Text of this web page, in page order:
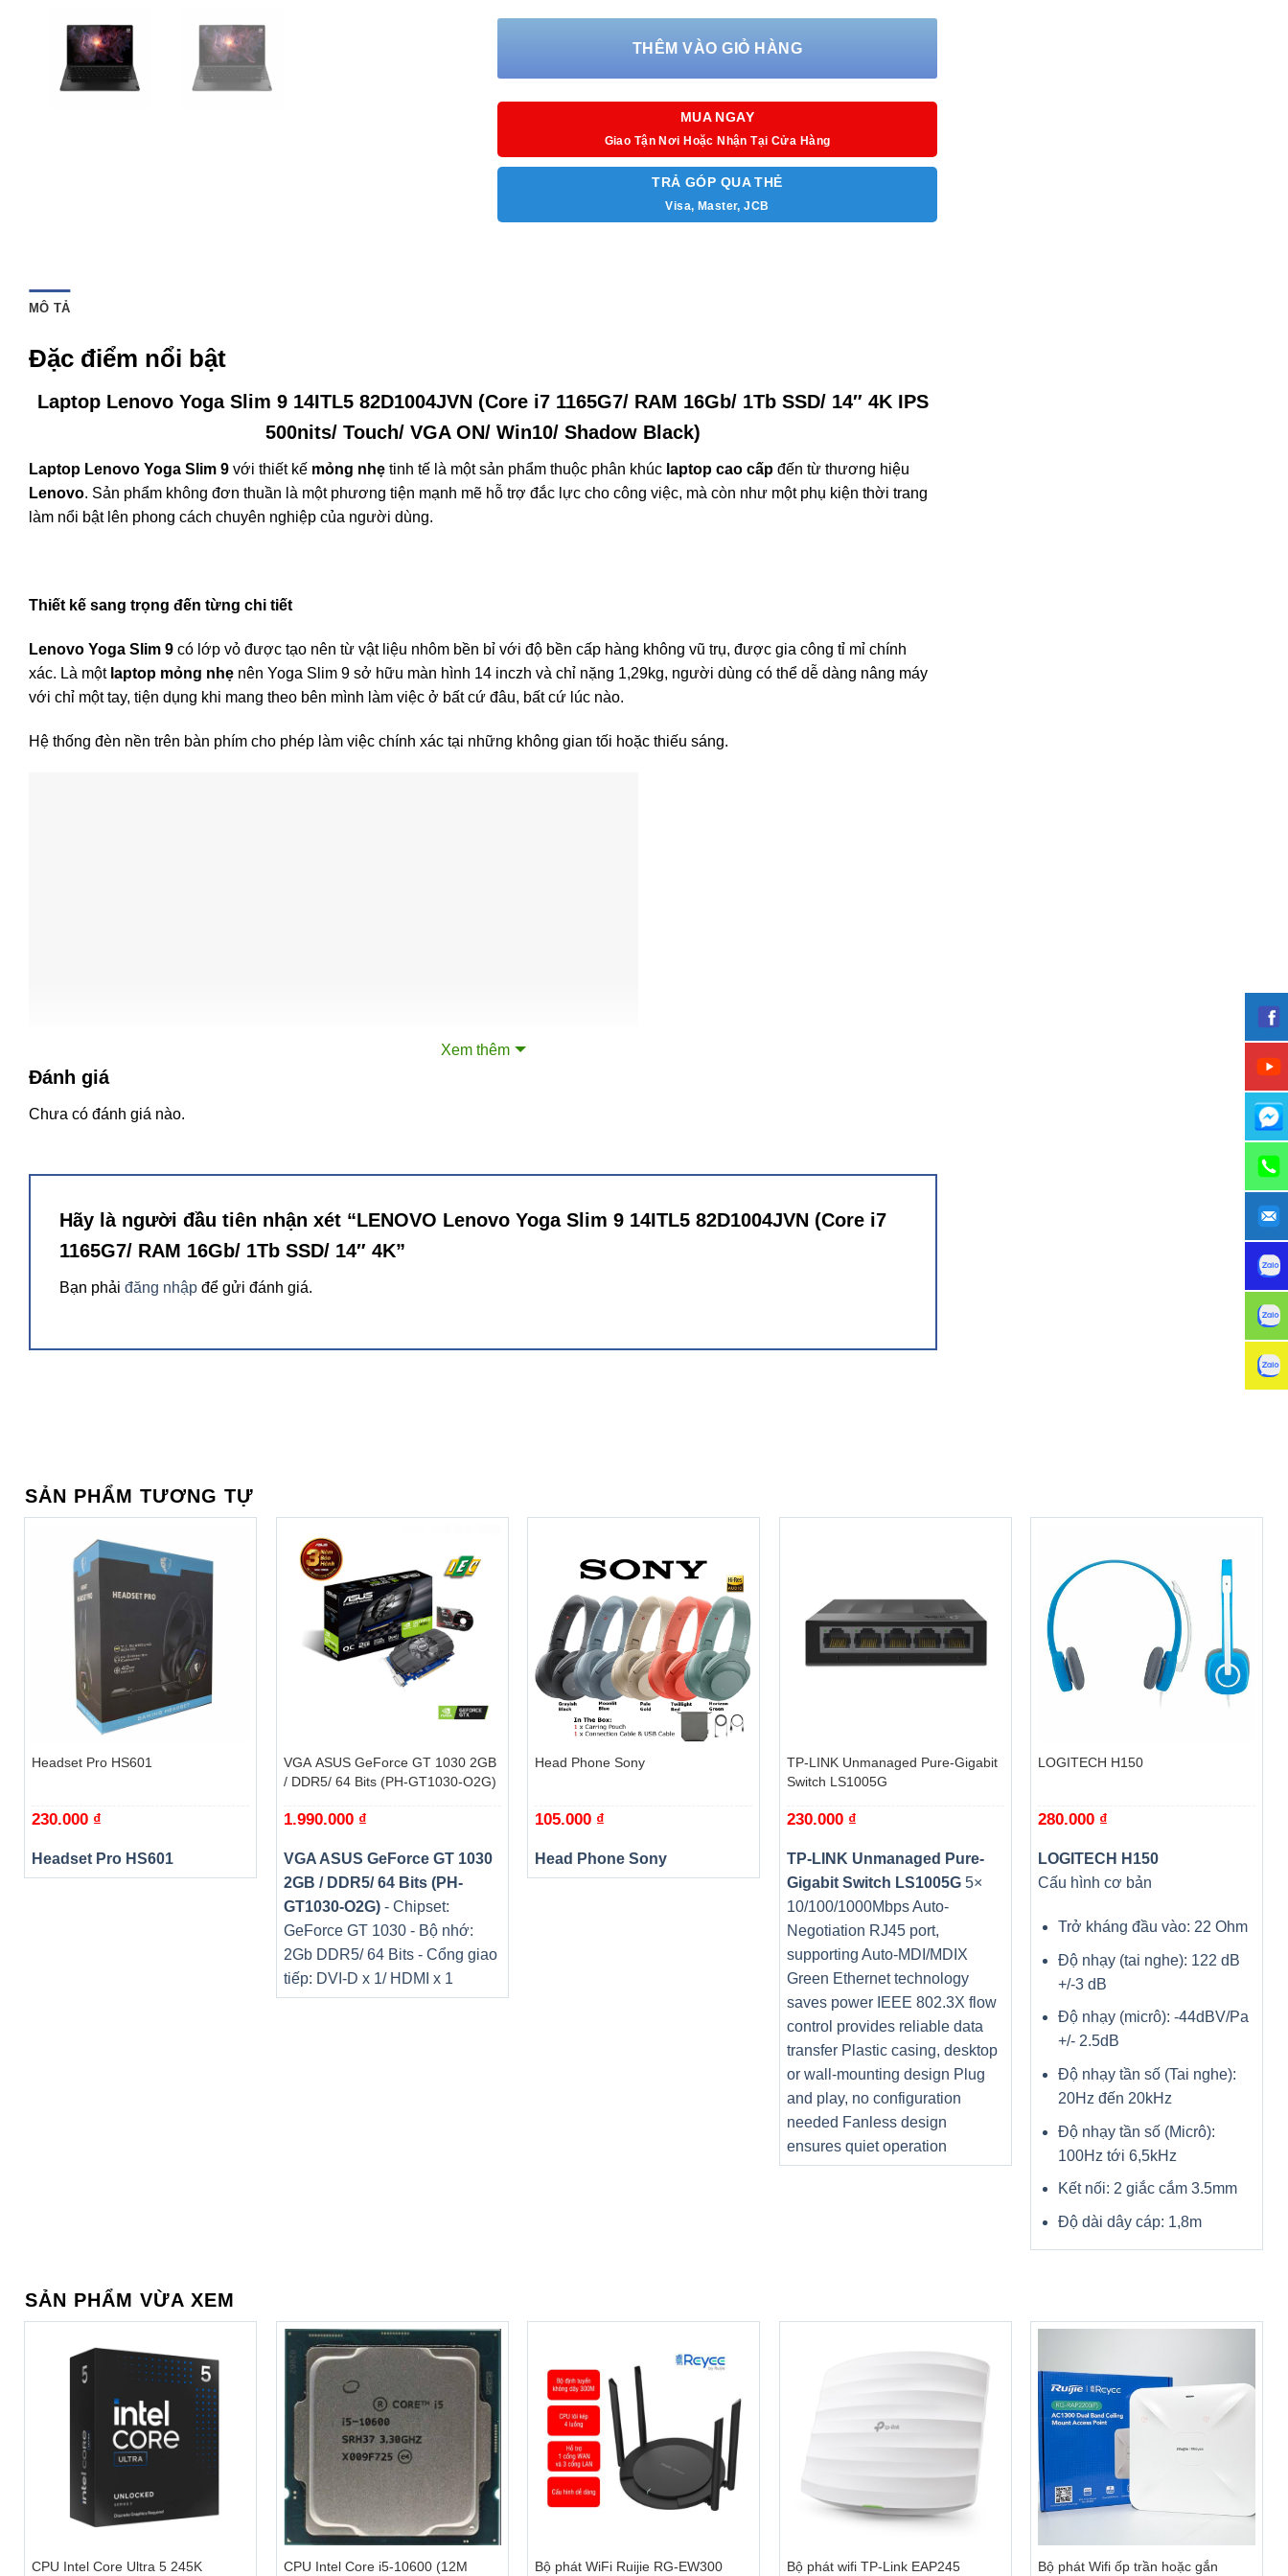
THÊM VÀO GIỎ HÀNG
MUA NGAY
Giao Tận Nơi Hoặc Nhận Tại Cửa Hàng
TRẢ GÓP QUA THẺ
Visa, Master, JCB
MÔ TẢ
Đặc điểm nổi bật
Laptop Lenovo Yoga Slim 9 14ITL5 82D1004JVN (Core i7 1165G7/ RAM 16Gb/ 1Tb SSD/ 14″ 4K IPS
500nits/ Touch/ VGA ON/ Win10/ Shadow Black)
Laptop Lenovo Yoga Slim 9 với thiết kế mỏng nhẹ tinh tế là một sản phẩm thuộc phân khúc laptop cao cấp đến từ thương hiệu
Lenovo. Sản phẩm không đơn thuần là một phương tiện mạnh mẽ hỗ trợ đắc lực cho công việc, mà còn như một phụ kiện thời trang
làm nổi bật lên phong cách chuyên nghiệp của người dùng.
Thiết kế sang trọng đến từng chi tiết
Lenovo Yoga Slim 9 có lớp vỏ được tạo nên từ vật liệu nhôm bền bỉ với độ bền cấp hàng không vũ trụ, được gia công tỉ mỉ chính
xác. Là một laptop mỏng nhẹ nên Yoga Slim 9 sở hữu màn hình 14 inczh và chỉ nặng 1,29kg, người dùng có thể dễ dàng nâng máy
với chỉ một tay, tiện dụng khi mang theo bên mình làm việc ở bất cứ đâu, bất cứ lúc nào.
Hệ thống đèn nền trên bàn phím cho phép làm việc chính xác tại những không gian tối hoặc thiếu sáng.
Công nghệ sạc nhanh sẽ giúp bạn tăng tốc ngay lập tức, nhờ tính năng sạc kép thông minh với khả năng sạc nhanh hơn và hiệu suất
tốt hơn mà không làm hệ thống quá nhiệt. Tính năng làm mát thông minh tăng thời gian sử dụng pin và tăng tuổi thọ linh kiện.
Nâng tầm giải trí, làm việc của người dùng với màn hình 14 inch tấm nền IPS hiển thị hình ảnh chất lượng 4K sắc nét chân thực, với
công nghệ Dolby Vision ™ mang đến một bảng màu rộng, độ tương phản sắc nét, với độ sáng 500 nits người dùng có thể làm việc,
kép ở mặt trước mang đến chất lượng âm thanh vòm, trải nghiệm rạp hát, rạp chiếu phim ngay tại nhà.
việc, hay tự động khóa màn hình khi người dùng rời nơi làm việc. Ngoài ra còn được trang bị màn trập cho phép người dùng chủ
Xem thêm
Đánh giá
Chưa có đánh giá nào.
Hãy là người đầu tiên nhận xét “LENOVO Lenovo Yoga Slim 9 14ITL5 82D1004JVN (Core i7
1165G7/ RAM 16Gb/ 1Tb SSD/ 14″ 4K”
Bạn phải đăng nhập để gửi đánh giá.
SẢN PHẨM TƯƠNG TỰ
Headset Pro HS601
230.000 ₫
Headset Pro HS601
VGA ASUS GeForce GT 1030 2GB
/ DDR5/ 64 Bits (PH-GT1030-O2G)
1.990.000 ₫
VGA ASUS GeForce GT 1030
2GB / DDR5/ 64 Bits (PH-
GT1030-O2G)- Chipset:
GeForce GT 1030 - Bộ nhớ:
2Gb DDR5/ 64 Bits - Cổng giao
tiếp: DVI-D x 1/ HDMI x 1
Head Phone Sony
105.000 ₫
Head Phone Sony
TP-LINK Unmanaged Pure-Gigabit
Switch LS1005G
230.000 ₫
TP-LINK Unmanaged Pure-
Gigabit Switch LS1005G5×
10/100/1000Mbps Auto-
Negotiation RJ45 port,
supporting Auto-MDI/MDIX
Green Ethernet technology
saves power IEEE 802.3X flow
control provides reliable data
transfer Plastic casing, desktop
or wall-mounting design Plug
and play, no configuration
needed Fanless design
ensures quiet operation
LOGITECH H150
280.000 ₫
LOGITECH H150
Cấu hình cơ bản
Trở kháng đầu vào: 22 Ohm
Độ nhạy (tai nghe): 122 dB
+/-3 dB
Độ nhạy (micrô): -44dBV/Pa
+/- 2.5dB
Độ nhạy tần số (Tai nghe):
20Hz đến 20kHz
Độ nhạy tần số (Micrô):
100Hz tới 6,5kHz
Kết nối: 2 giắc cắm 3.5mm
Độ dài dây cáp: 1,8m
SẢN PHẨM VỪA XEM
CPU Intel Core Ultra 5 245K
+
CPU Intel Core i5-10600 (12M Bộ phát WiFi Ruijie RG-EW300 Bộ phát wifi TP-Link EAP245 Bộ phát Wifi ốp trần hoặc gắn